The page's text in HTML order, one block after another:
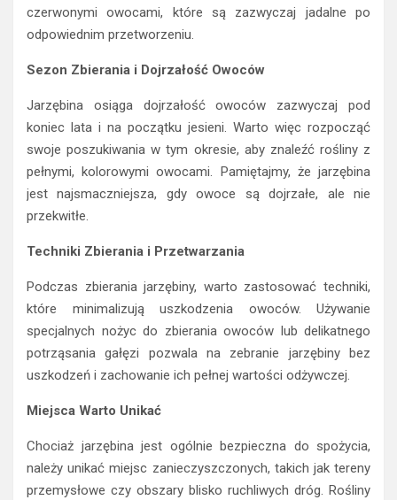
czerwonymi owocami, które są zazwyczaj jadalne po
odpowiednim przetworzeniu.
Sezon Zbierania i Dojrzałość Owoców
Jarzębina osiąga dojrzałość owoców zazwyczaj pod
koniec lata i na początku jesieni. Warto więc rozpocząć
swoje poszukiwania w tym okresie, aby znaleźć rośliny z
pełnymi, kolorowymi owocami. Pamiętajmy, że jarzębina
jest najsmaczniejsza, gdy owoce są dojrzałe, ale nie
przekwitłe.
Techniki Zbierania i Przetwarzania
Podczas zbierania jarzębiny, warto zastosować techniki,
które minimalizują uszkodzenia owoców. Używanie
specjalnych nożyc do zbierania owoców lub delikatnego
potrząsania gałęzi pozwala na zebranie jarzębiny bez
uszkodzeń i zachowanie ich pełnej wartości odżywczej.
Miejsca Warto Unikać
Chociaż jarzębina jest ogólnie bezpieczna do spożycia,
należy unikać miejsc zanieczyszczonych, takich jak tereny
przemysłowe czy obszary blisko ruchliwych dróg. Rośliny